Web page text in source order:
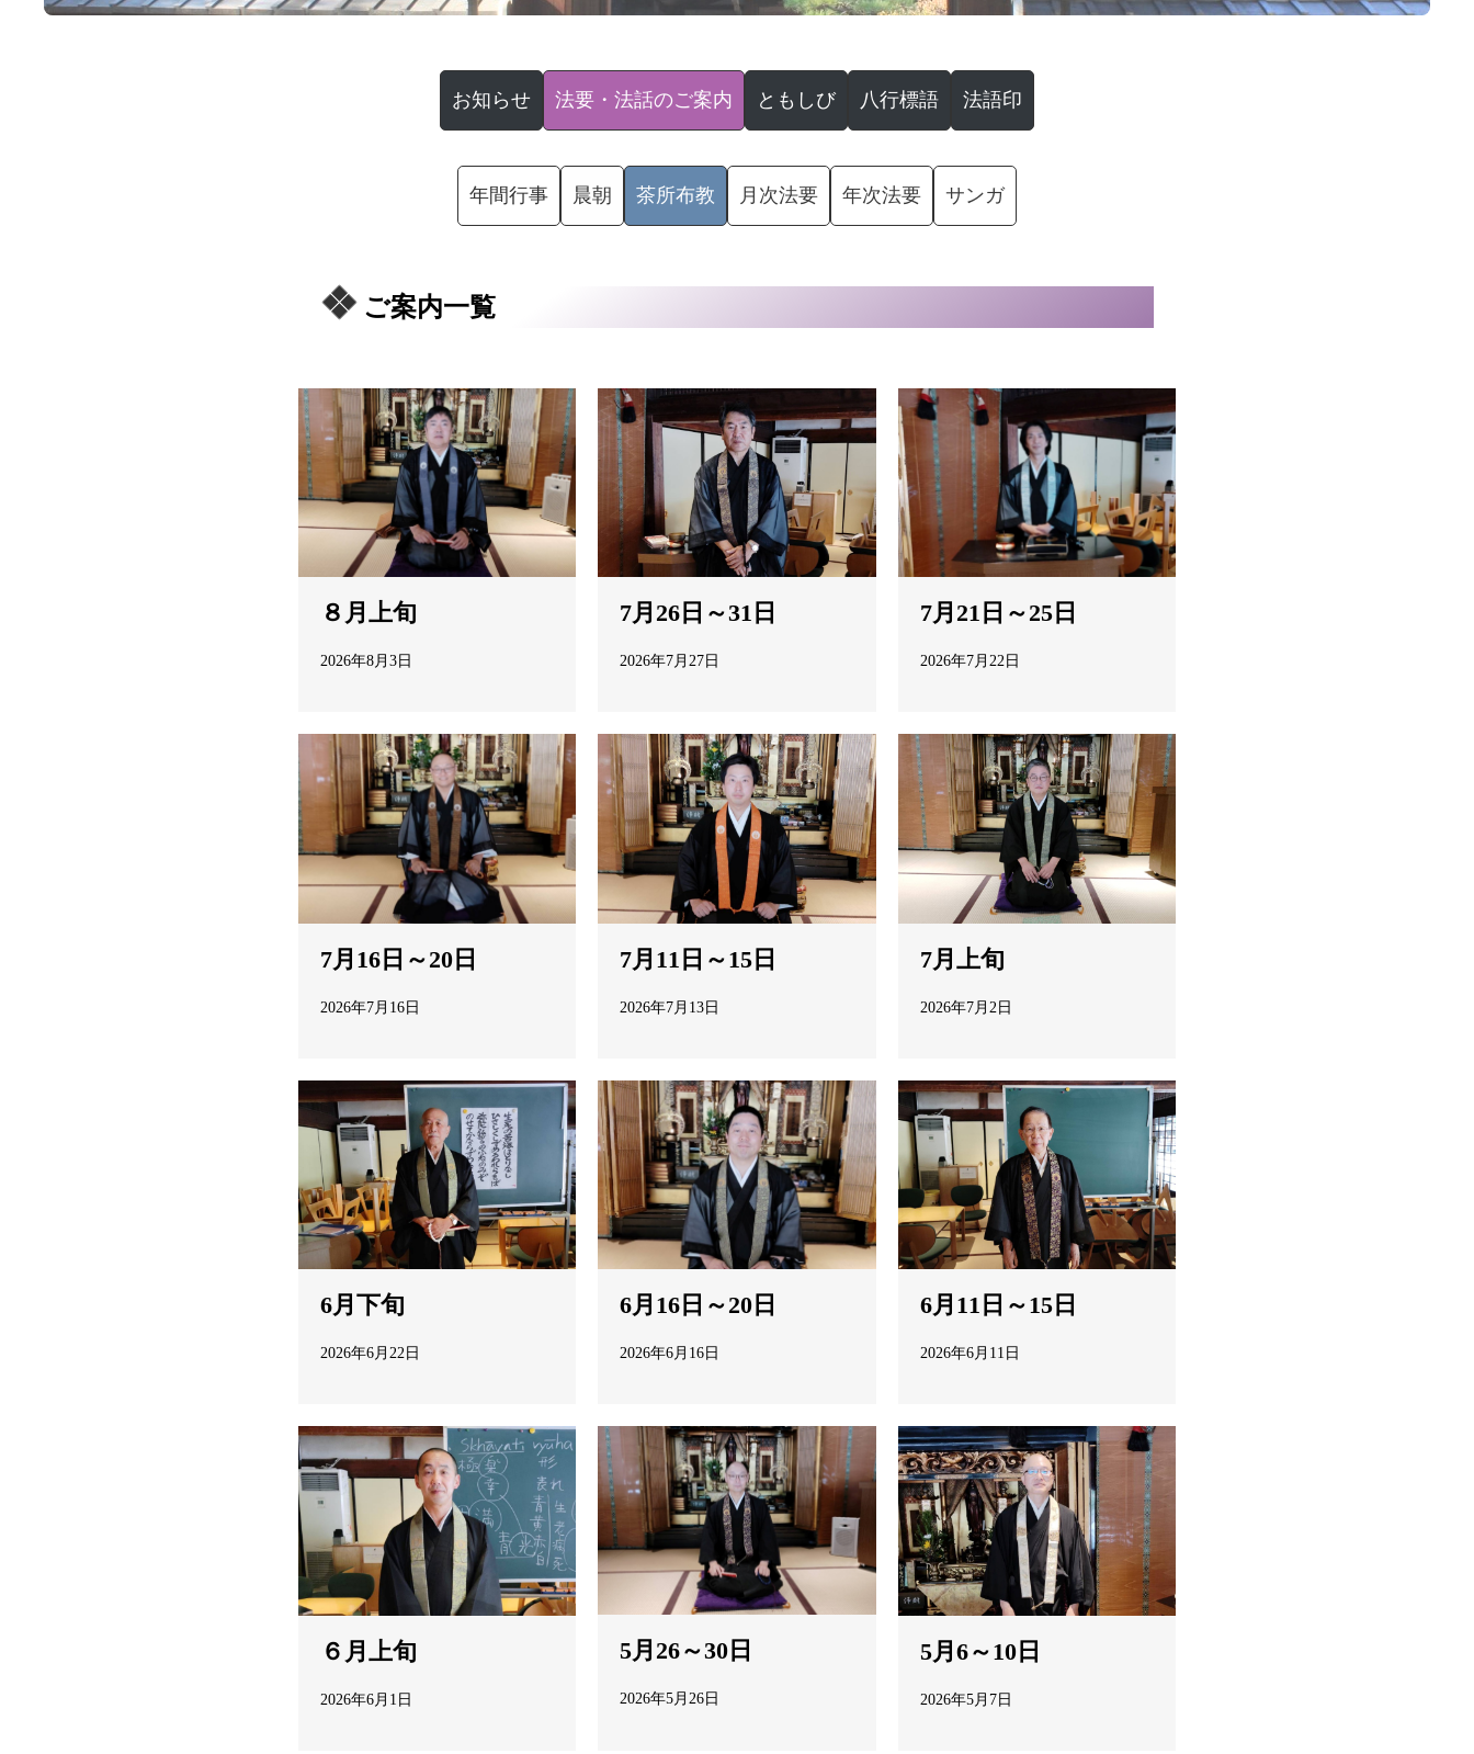
お知らせ 法要・法話のご案内 ともしび 八行標語 法語印
年間行事 晨朝 茶所布教 月次法要 年次法要 サンガ
ご案内一覧
８月上旬
2026年8月3日
7月26日～31日
2026年7月27日
7月21日～25日
2026年7月22日
7月16日～20日
2026年7月16日
7月11日～15日
2026年7月13日
7月上旬
2026年7月2日
6月下旬
2026年6月22日
6月16日～20日
2026年6月16日
6月11日～15日
2026年6月11日
６月上旬
2026年6月1日
5月26～30日
2026年5月26日
5月6～10日
2026年5月7日